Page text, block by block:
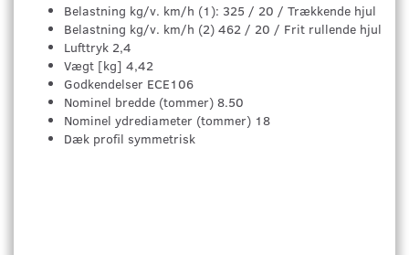
Belastning kg/v. km/h (1): 325 / 20 / Trækkende hjul
Belastning kg/v. km/h (2) 462 / 20 / Frit rullende hjul
Lufttryk 2,4
Vægt [kg] 4,42
Godkendelser ECE106
Nominel bredde (tommer) 8.50
Nominel ydrediameter (tommer) 18
Dæk profil symmetrisk